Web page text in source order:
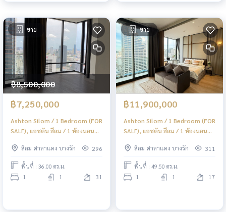
ขาย
฿8,500,000
฿7,250,000
Ashton Silom / 1 Bedroom (FOR
SALE), แอชตัน สีลม / 1 ห้องนอน
สีลม ศาลาแดง บางรัก
296
พื้นที่ : 36.00 ตร.ม.
1 1 31
ขาย
฿11,900,000
Ashton Silom / 1 Bedroom (FOR
SALE), แอชตัน สีลม / 1 ห้องนอน
สีลม ศาลาแดง บางรัก
311
พื้นที่ : 49.50 ตร.ม.
1 1 17